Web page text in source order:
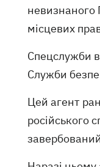
невизнаного
місцевих
Спецслужби
Служби
Цей агент
російського